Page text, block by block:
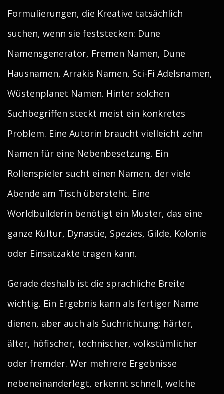
Formulierungen, die Kreative tatsächlich
suchen, wenn sie feststecken: Dune
Namensgenerator, Fremen Namen, Dune
Hausnamen, Arrakis Namen, Sci-Fi Adelsnamen,
Wüstenplanet Namen. Hinter solchen
Suchbegriffen steckt meist ein konkretes
Problem. Eine Autorin braucht vielleicht zehn
Namen für eine Nebenbesetzung. Ein
Rollenspieler sucht einen Namen, der viele
Abende am Tisch übersteht. Eine
Worldbuilderin benötigt ein Muster, das eine
ganze Kultur, Dynastie, Spezies, Gilde, Kolonie
oder Einsatzakte tragen kann.
Gerade deshalb ist die sprachliche Breite
wichtig. Ein Ergebnis kann als fertiger Name
dienen, aber auch als Suchrichtung: härter,
älter, höfischer, technischer, volkstümlicher
oder fremder. Wer mehrere Ergebnisse
nebeneinanderlegt, erkennt schnell, welche